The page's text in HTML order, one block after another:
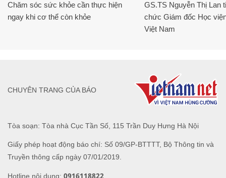
Chăm sóc sức khỏe cần thực hiện
ngay khi cơ thể còn khỏe
GS.TS Nguyễn Thị Lan
chức Giám đốc Học
Việt Nam
Tòa soạn: Tòa nhà Cục Tần Số, 115 Trần Duy Hưng Hà Nội
Giấy phép hoạt động báo chí: Số 09/GP-BTTTT, Bộ Thông tin và
Truyền thông cấp ngày 07/01/2019.
Hotline nội dung: 0916118822
CHUYÊN TRANG CỦA BÁO